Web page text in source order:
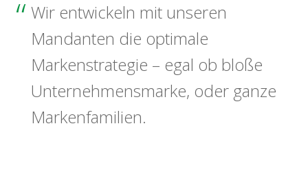
Wir entwickeln mit unseren
Mandanten die optimale
Markenstrategie – egal ob bloße
Unternehmensmarke, oder ganze
Markenfamilien.